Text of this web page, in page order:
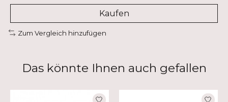
Kaufen
Zum Vergleich hinzufügen
Das könnte Ihnen auch gefallen
Produkt-Karussell-Artikel